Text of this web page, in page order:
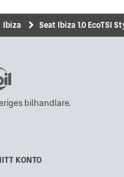
Ibiza Seat Ibiza 1.0 EcoTSI
bilhandlare.
KONTO